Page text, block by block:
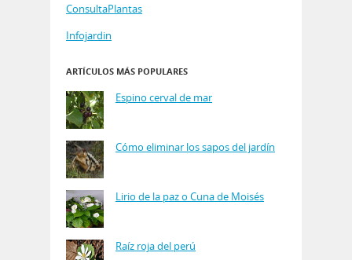
ConsultaPlantas
Infojardin
ARTÍCULOS MÁS POPULARES
Espino cerval de mar
Cómo eliminar los sapos del jardín
Lirio de la paz o Cuna de Moisés
Raíz roja del perú